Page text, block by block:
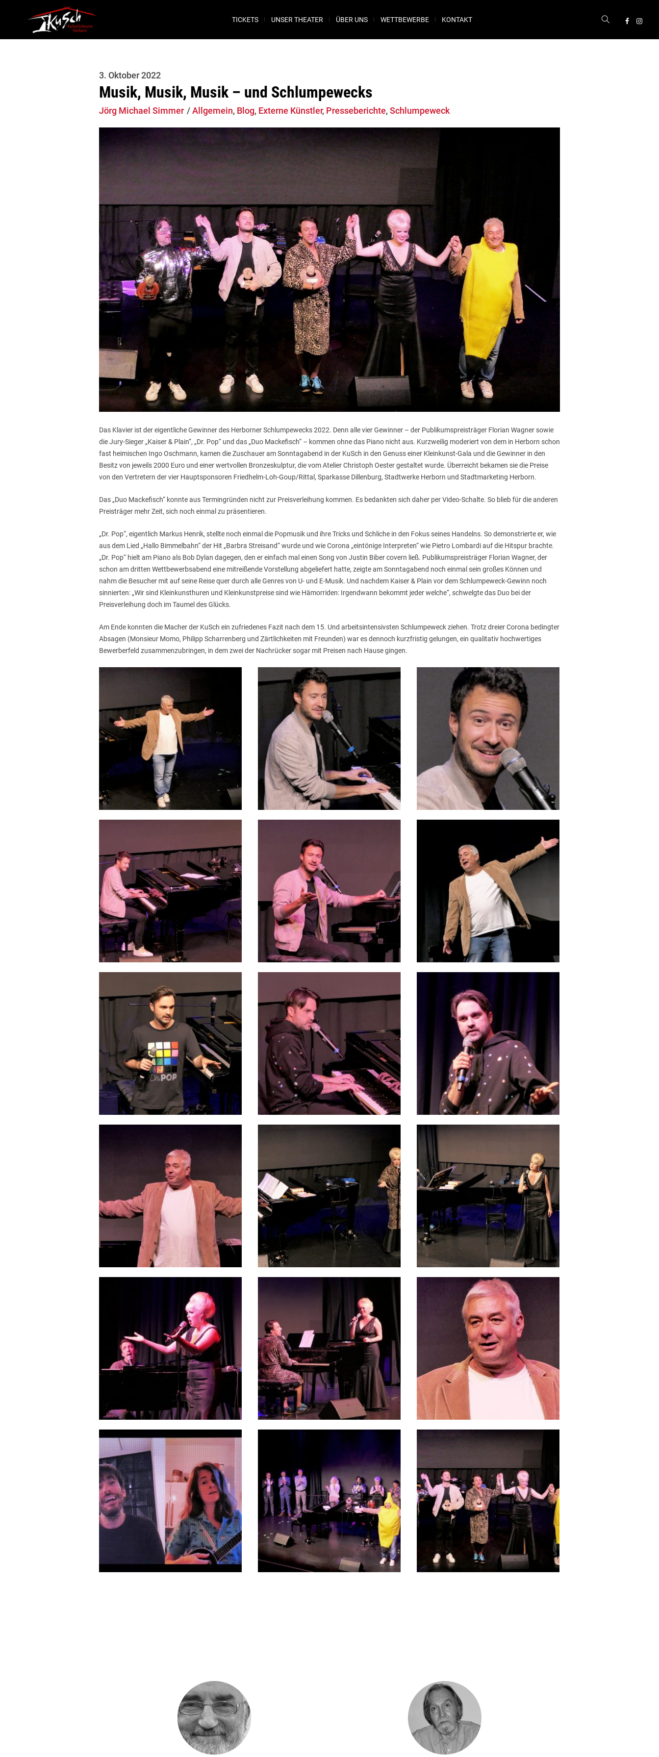
TICKETS UNSER THEATER ÜBER UNS WETTBEWERBE KONTAKT
3. Oktober 2022
Musik, Musik, Musik – und Schlumpewecks
Jörg Michael Simmer Allgemein, Blog, Externe Künstler, Presseberichte, Schlumpeweck
Das Klavier ist der eigentliche Gewinner des Herborner Schlumpewecks 2022. Denn alle vier Gewinner – der Publikumspreisträger Florian Wagner sowie
die Jury-Sieger „Kaiser & Plain“, „Dr. Pop“ und das „Duo Mackefisch“ – kommen ohne das Piano nicht aus. Kurzweilig moderiert von dem in Herborn schon
fast heimischen Ingo Oschmann, kamen die Zuschauer am Sonntagabend in der KuSch in den Genuss einer Kleinkunst-Gala und die Gewinner in den
Besitz von jeweils 2000 Euro und einer wertvollen Bronzeskulptur, die vom Atelier Christoph Oester gestaltet wurde. Überreicht bekamen sie die Preise
von den Vertretern der vier Hauptsponsoren Friedhelm-Loh-Goup/Rittal, Sparkasse Dillenburg, Stadtwerke Herborn und Stadtmarketing Herborn.
Das „Duo Mackefisch“ konnte aus Termingründen nicht zur Preisverleihung kommen. Es bedankten sich daher per Video-Schalte. So blieb für die anderen
Preisträger mehr Zeit, sich noch einmal zu präsentieren.
„Dr. Pop“, eigentlich Markus Henrik, stellte noch einmal die Popmusik und ihre Tricks und Schliche in den Fokus seines Handelns. So demonstrierte er, wie
aus dem Lied „Hallo Bimmelbahn“ der Hit „Barbra Streisand“ wurde und wie Corona „eintönige Interpreten“ wie Pietro Lombardi auf die Hitspur brachte.
„Dr. Pop“ hielt am Piano als Bob Dylan dagegen, den er einfach mal einen Song von Justin Biber covern ließ. Publikumspreisträger Florian Wagner, der
schon am dritten Wettbewerbsabend eine mitreißende Vorstellung abgeliefert hatte, zeigte am Sonntagabend noch einmal sein großes Können und
nahm die Besucher mit auf seine Reise quer durch alle Genres von U- und E-Musik. Und nachdem Kaiser & Plain vor dem Schlumpeweck-Gewinn noch
sinnierten: „Wir sind Kleinkunsthuren und Kleinkunstpreise sind wie Hämorriden: Irgendwann bekommt jeder welche“, schwelgte das Duo bei der
Preisverleihung doch im Taumel des Glücks.
Am Ende konnten die Macher der KuSch ein zufriedenes Fazit nach dem 15. Und arbeitsintensivsten Schlumpeweck ziehen. Trotz dreier Corona bedingter
Absagen (Monsieur Momo, Philipp Scharrenberg und Zärtlichkeiten mit Freunden) war es dennoch kurzfristig gelungen, ein qualitativ hochwertiges
Bewerberfeld zusammenzubringen, in dem zwei der Nachrücker sogar mit Preisen nach Hause gingen.